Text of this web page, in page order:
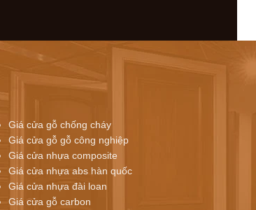
Giá cửa gỗ chống cháy
Giá cửa gỗ gỗ công nghiệp
Giá cửa nhựa composite
Giá cửa nhựa abs hàn quốc
Giá cửa nhựa đài loan
Giá cửa gỗ carbon